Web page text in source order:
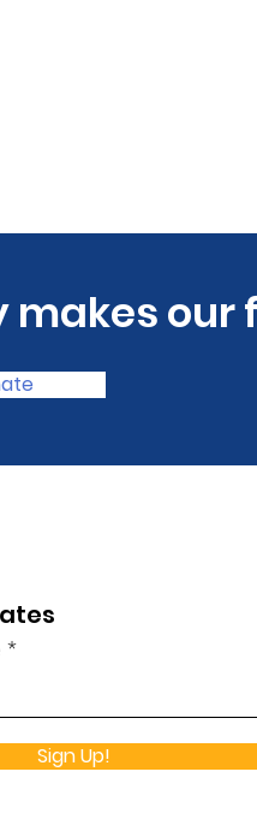
our
Sign Up!